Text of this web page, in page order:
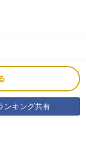
ンキング共有